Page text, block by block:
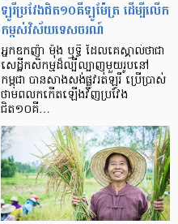
ឡូរីប្រវែងជិត១០គីឡូម៉ែត្រ ដើម្បីលើក
កម្ពស់វិស័យទេសចរណ៍
អ្នកឧកញ៉ា ម៉ុង ឬទ្ធី ដែលគេស្គាល់ថាជា
សេដ្ឋីកសិកម្មដ៏ល្បីល្បាញមួយរូបនៅ
កម្ពុជា បានសាងសង់ផ្លូវរត់ឡូរី ប្រើប្រាស់
ថាមពលកកើតឡើងវិញប្រវែង
ជិត១០គី…